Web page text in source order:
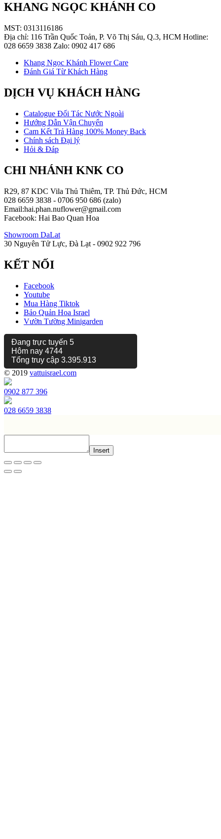
KHANG NGỌC KHÁNH CO
MST: 0313116186
Địa chỉ: 116 Trần Quốc Toản, P. Võ Thị Sáu, Q.3, HCM Hotline:
028 6659 3838 Zalo: 0902 417 686
Khang Ngọc Khánh Flower Care
Đánh Giá Từ Khách Hàng
DỊCH VỤ KHÁCH HÀNG
Catalogue Đối Tác Nước Ngoài
Hướng Dẫn Vận Chuyển
Cam Kết Trả Hàng 100% Money Back
Chính sách Đại lý
Hỏi & Đáp
CHI NHÁNH KNK CO
R29, 87 KDC Vila Thủ Thiêm, TP. Thủ Đức, HCM
028 6659 3838 - 0706 950 686 (zalo)
Email:hai.phan.nuflower@gmail.com
Facebook: Hai Bao Quan Hoa
Showroom DaLat
30 Nguyên Tử Lực, Đà Lạt - 0902 922 796
KẾT NỐI
Facebook
Youtube
Mua Hàng Tiktok
Bảo Quản Hoa Israel
Vườn Tường Minigarden
Đang trực tuyến 5
Hôm nay 4744
Tổng truy cập 3.395.913
© 2019 vattuisrael.com
0902 877 396
028 6659 3838
Insert